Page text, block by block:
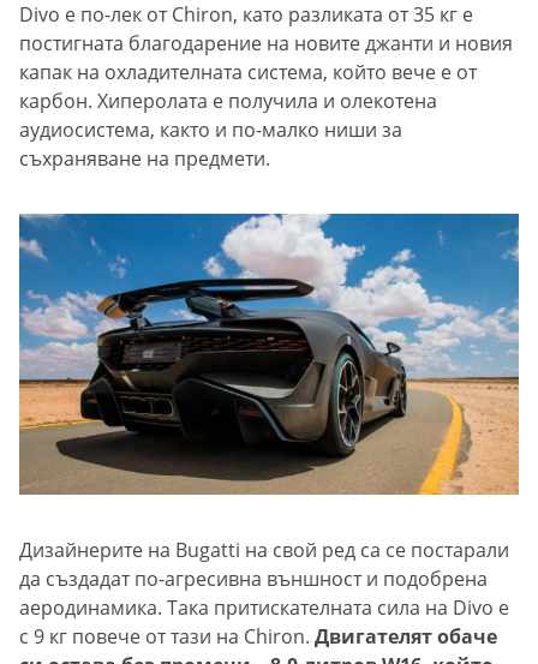
Divo е по-лек от Chiron, като разликата от 35 кг е
постигната благодарение на новите джанти и новия
капак на охладителната система, който вече е от
карбон. Хиперолата е получила и олекотена
аудиосистема, както и по-малко ниши за
съхраняване на предмети.
Дизайнерите на Bugatti на свой ред са се постарали
да създадат по-агресивна външност и подобрена
аеродинамика. Така притискателната сила на Divo е
с 9 кг повече от тази на Chiron. Двигателят обаче